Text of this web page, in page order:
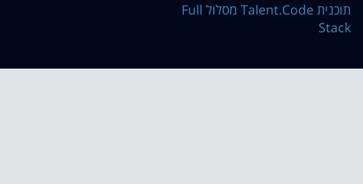
תוכנית Talent.Code מסלול Full
Stack